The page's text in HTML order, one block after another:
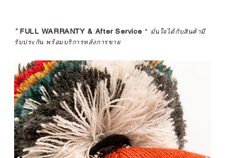
*FULL WARRANTY & After Service * มั่นใจได้กับสินค้ามี
รับประกัน พร้อมบริการหลังการขาย